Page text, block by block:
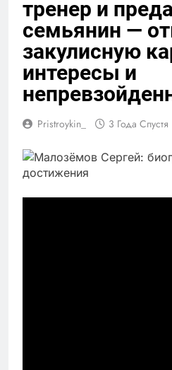
тренер и
семьянин —
закулисную
интересы и
Pristroykin_ 3 Года Спустя